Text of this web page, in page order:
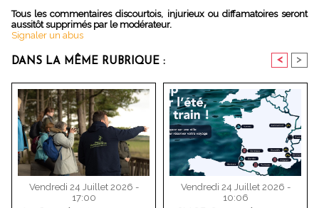
Tous les commentaires discourtois, injurieux ou diffamatoires seront
aussitôt supprimés par le modérateur.
Signaler un abus
DANS LA MÊME RUBRIQUE : < >
Vendredi 24 Juillet 2026 -
17:00
Vendredi 24 Juillet 2026 -
10:06